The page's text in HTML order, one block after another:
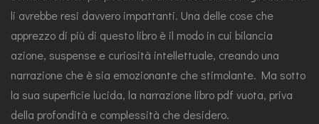
li avrebbe resi davvero impattanti. Una delle cose che
apprezzo di più di questo libro è il modo in cui bilancia
azione, suspense e curiosità intellettuale, creando una
narrazione che è sia emozionante che stimolante. Ma sotto
la sua superficie lucida, la narrazione libro pdf vuota, priva
della profondità e complessità che desidero.